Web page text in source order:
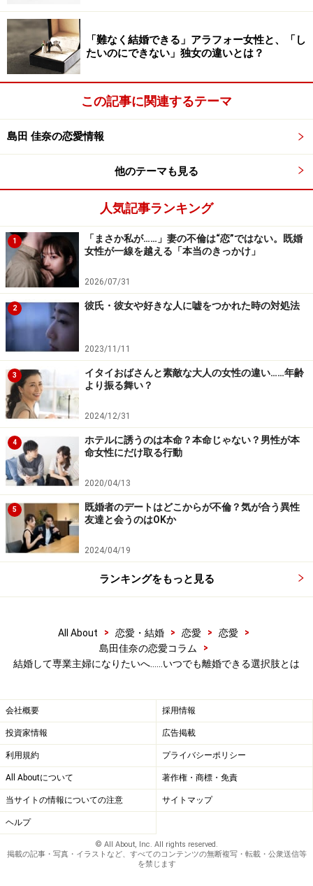
そんな時代でも「妻には家にいてほしい」と望む男性は
一定数います。しかも養えるほど稼いでいるとは限りま
せん。彼らが妻を働かせない目的は「なんでもやってく
れるお母さん」を求めている、あるいは嫉妬心や猜疑心
が強すぎて「妻に浮気されない」よう束縛するため。
ば幸せといえますか？
「いつでも離婚できる」選択肢は、あった
ほうがいい
結婚後も変わらず経済力をつけておくことは、結婚生活
そのものを豊かにするだけでなく、万が一の未来に備え
る側面もあります。
誰だって、離婚するかもしれない相手と結婚しようとは
考えないもの。それでも恋人時代と結婚生活では、2人
の距離感や周囲を含めた関係性は変わっていきます。長
年一緒にいれば、価値観の相違に気づくこともあるでし
ょう。どちらか（あるいは双方）の浮気や心変わりな
ど、修復できないレベルの事象が生じることも、ないと
はいえません。
そんなとき、経済面が理由で「離婚したいけど、できな
い」と苦しむのは、自身で稼いでいない専業主婦の人で
す。ある程度の収入を得ているならば「別居する」「離
婚する」という前向きな選択肢が広がります。
円満にいつまでも暮らせるのがベストです。それでも夫
がリストラされたり、夫が若くして他界し未亡人になっ
った収入源もありますが、やはり自力で稼ぐ力をつけて
おくほうが安心です。
令和の夫婦は「ジェンダーレス」がいい
昨今、雇用や職業のジェンダーフリー化が促進されるに
従い、男女それぞれの意識面においても「男だから～」
「女だから～」という性差を要求しないジェンダーレス
化が進み始めたように感じられます。
「難なく結婚できる」アラフォー女性と、「し
たいのにできない」独女の違いとは？
この記事に関連するテーマ
島田 佳奈の恋愛情報
他のテーマも見る
人気記事ランキング
1
「まさか私が……」妻の不倫は“恋”ではない。既婚
女性が一線を越える「本当のきっかけ」
2026/07/31
2 彼氏・彼女や好きな人に嘘をつかれた時の対処法
2023/11/11
3
イタイおばさんと素敵な大人の女性の違い……年齢
より振る舞い？
2024/12/31
4
ホテルに誘うのは本命？本命じゃない？男性が本
命女性にだけ取る行動
2020/04/13
5
既婚者のデートはどこからが不倫？気が合う異性
友達と会うのはOKか
2024/04/19
ランキングをもっと見る
All About > 恋愛・結婚 > 恋愛 > 恋愛
>
島田佳奈の恋愛コラム
>
結婚して専業主婦になりたいへ……いつでも離婚できる選択肢とは
会社概要 採用情報
投資家情報 広告掲載
利用規約 プライバシーポリシー
All Aboutについて 著作権・商標・免責
当サイトの情報についての注意 サイトマップ
ヘルプ
© All About, Inc. All rights reserved.
掲載の記事・写真・イラストなど、すべてのコンテンツの無断複写・転載・公衆送信等
を禁じます